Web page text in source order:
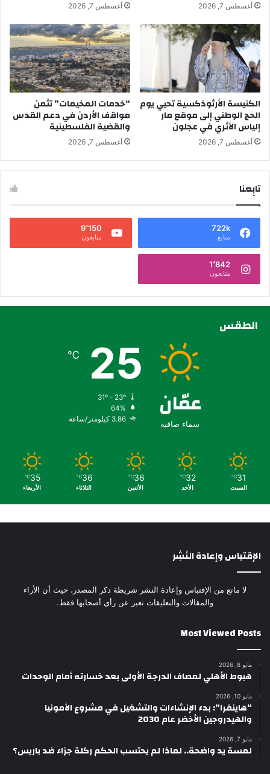
أغسطس 7, 2026 أغسطس 7, 2026
الكنيسة الأرثوذكسية تحيي يوم
الحج الوطني إلى موقع مار
إلياس الأثري في عجلون
أغسطس 7, 2026
“خدمات المخيمات” تثمن
مواقف الأردن في دعم القدس
والقضية الفلسطينية
أغسطس 7, 2026
تابِعنا
722k
متابع
9٬150
متابعون
1٬842
متابعون
الطقس
عمّان
سماء صافية
25
℃
64%
3.86 كيلومتر/ساعة
31
℃
السبت
32
℃
الأحد
36
℃
الأثنين
36
℃
الثلاثاء
35
℃
الأربعاء
الإقتباس وإعادة النَشِر
لا مانع من الإقتباس وإعادة النشر شريطة ذكر المصدر، حيث أن الأراء
والمقالات والتعليقات تعبر عن رأي أصحابها فقط.
Most Viewed Posts
مايو 8, 2026
هبوط الأهلي لمصاف الدرجة الأولى بعد خسارته أمام الوحدات
مايو 10, 2026
“هاينفرا”: بدء الإنشاءات والتشغيل في مشروع الأمونيا
والهيدروجين الأخضر عام 2030
مايو 7, 2026
لمسة يد واضحة.. لماذا لم يحتسب الحكم ركلة جزاء ضد باريس؟